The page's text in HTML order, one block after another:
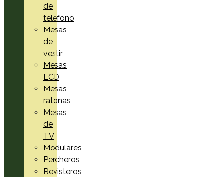
de
teléfono
Mesas
de
vestir
Mesas
LCD
Mesas
ratonas
Mesas
de
TV
Modulares
Percheros
Revisteros